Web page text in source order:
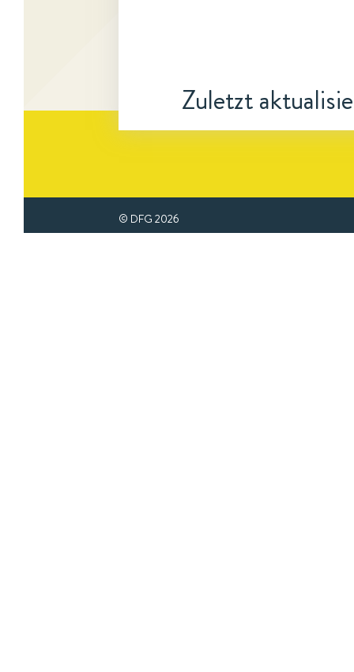
Zuletzt
© DFG 2026